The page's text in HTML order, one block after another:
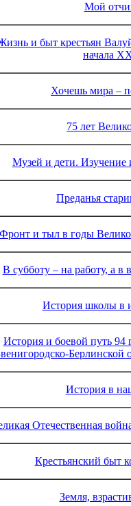
Мой
и быт крестьян
начала
Хочешь мира –
75 лет
Музей и дети. Изучение
Преданья
Фронт и тыл в годы
В субботу – на работу, а в
История школы в
История и боевой путь 94
Берлинской
История в
Отечественная
Крестьянский быт
Земля,